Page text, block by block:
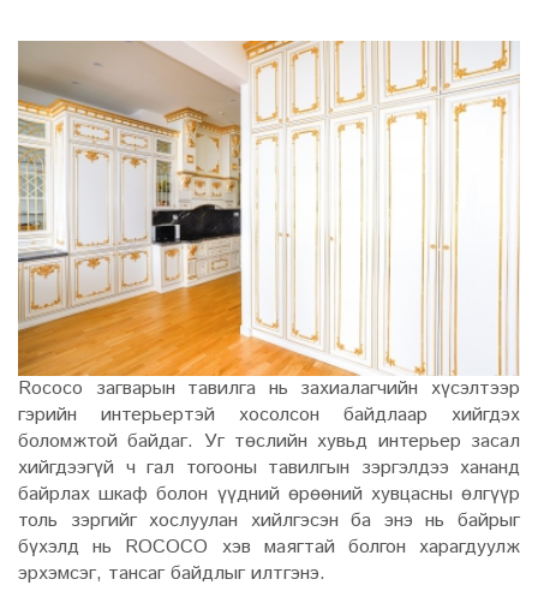
Rococo загварын тавилга нь захиалагчийн хүсэлтээр
гэрийн интерьертэй хосолсон байдлаар хийгдэх
боломжтой байдаг. Уг төслийн хувьд интерьер засал
хийгдээгүй ч гал тогооны тавилгын зэргэлдээ хананд
байрлах шкаф болон үүдний өрөөний хувцасны өлгүүр
толь зэргийг хослуулан хийлгэсэн ба энэ нь байрыг
бүхэлд нь ROCOCO хэв маягтай болгон харагдуулж
эрхэмсэг, тансаг байдлыг илтгэнэ.